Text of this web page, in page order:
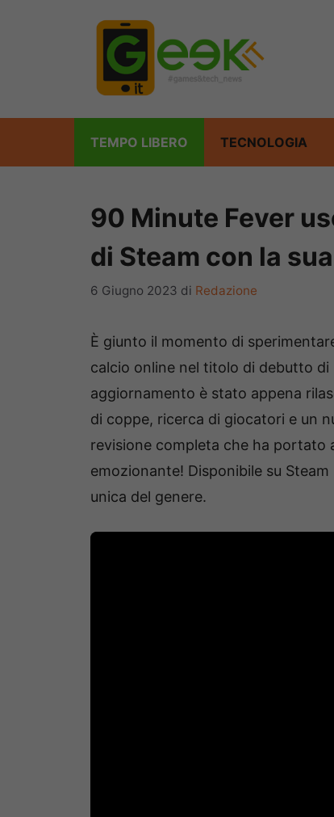
TEMPO LIBERO TECNOLOGIA
90 Minute Fever
di Steam con la
6 Giugno 2023 di Redazione
È giunto il momento di
calcio online nel titolo di debutto
aggiornamento è stato appena
di coppe, ricerca di giocatori e un
revisione completa che ha portato
emozionante! Disponibile su
unica del genere.